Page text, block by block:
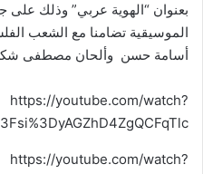
بعنوان “الهوية عربي” وذلك على
الموسيقية تضامنا مع الشعب
أسامة حسن وألحان مصطفى
https://youtube.com/watch?
https://youtube.com/watch?